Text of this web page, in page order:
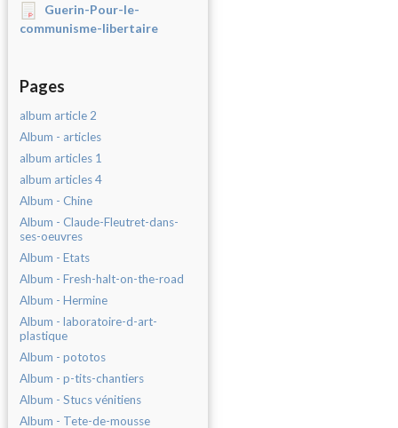
Guerin-Pour-le-
communisme-libertaire
Pages
album article 2
Album - articles
album articles 1
album articles 4
Album - Chine
Album - Claude-Fleutret-dans-
ses-oeuvres
Album - Etats
Album - Fresh-halt-on-the-road
Album - Hermine
Album - laboratoire-d-art-
plastique
Album - pototos
Album - p-tits-chantiers
Album - Stucs vénitiens
Album - Tete-de-mousse